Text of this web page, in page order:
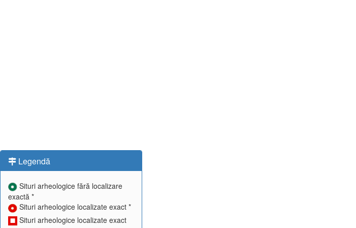
Legendă
Situri arheologice fără localizare
exactă *
Situri arheologice localizate exact *
Situri arheologice localizate exact